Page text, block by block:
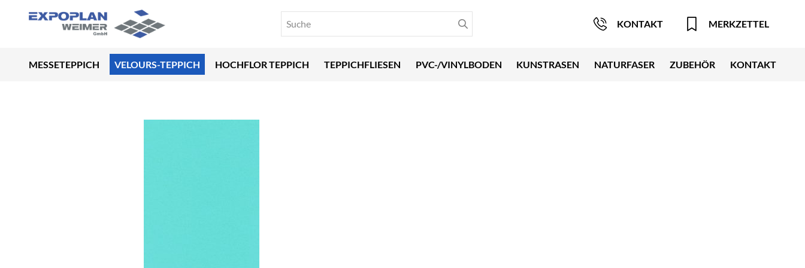
KONTAKT MERKZETTEL
MESSETEPPICH VELOURS-TEPPICH HOCHFLOR TEPPICH TEPPICHFLIESEN PVC-/VINYLBODEN KUNSTRASEN NATURFASER ZUBEHÖR KONTAKT